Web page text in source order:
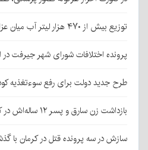
توزیع بیش از ۴۷۰ هزار لیتر آب میان عزاداران جامانده اربعین در کرمان
پرونده اختلافات شورای شهر جیرفت
طرح جدید دولت برای رفع سوءتغذیه
بازداشت زن سارق و پسر ۱۲ ساله‌اش در کرمان
سازش در سه پرونده قتل در کرمان با